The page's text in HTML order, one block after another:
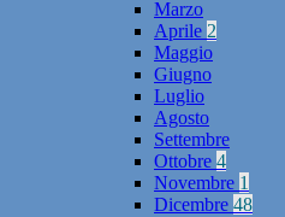
Marzo
Aprile 2
Maggio
Giugno
Luglio
Agosto
Settembre
Ottobre 4
Novembre 1
Dicembre 48